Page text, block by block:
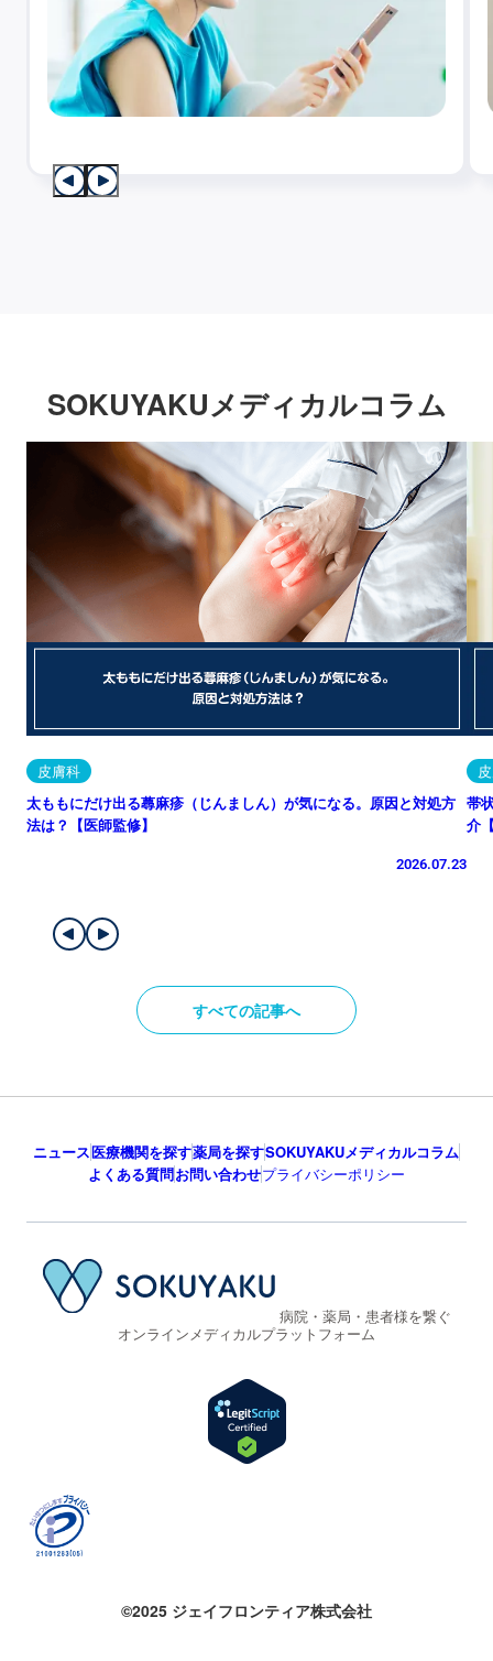
SOKUYAKUメディカルコラム
皮膚科
太ももにだけ出る蕁麻疹（じんましん）が気になる。原因と対処方
法は？【医師監修】
2026.07.23
帯
介
すべての記事へ
ニュース医療機関を探す薬局を探すSOKUYAKUメディカルコラム
よくある質問お問い合わせプライバシーポリシー
病院・薬局・患者様を繋ぐ
オンラインメディカルプラットフォーム
©2025 ジェイフロンティア株式会社